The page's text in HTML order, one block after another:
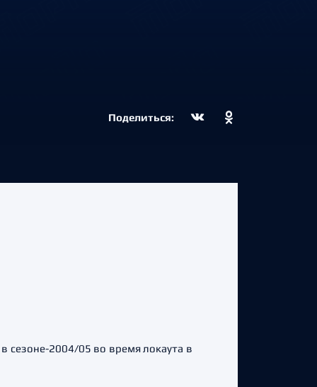
Поделиться:
сезоне-2004/05 во время локаута в